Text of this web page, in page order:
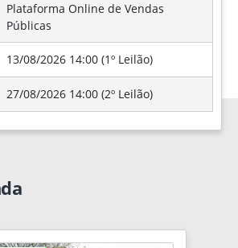
Plataforma Online de Vendas
Públicas
13/08/2026 14:00 (1º Leilão)
27/08/2026 14:00 (2º Leilão)